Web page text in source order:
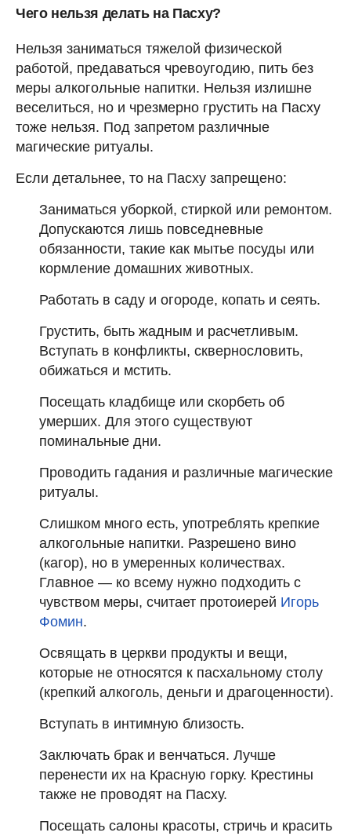
Чего нельзя делать на Пасху?
Нельзя заниматься тяжелой физической
работой, предаваться чревоугодию, пить без
меры алкогольные напитки. Нельзя излишне
веселиться, но и чрезмерно грустить на Пасху
тоже нельзя. Под запретом различные
магические ритуалы.
Если детальнее, то на Пасху запрещено:
Заниматься уборкой, стиркой или ремонтом.
Допускаются лишь повседневные
обязанности, такие как мытье посуды или
кормление домашних животных.
Работать в саду и огороде, копать и сеять.
Грустить, быть жадным и расчетливым.
Вступать в конфликты, сквернословить,
обижаться и мстить.
Посещать кладбище или скорбеть об
умерших. Для этого существуют
поминальные дни.
Проводить гадания и различные магические
ритуалы.
Слишком много есть, употреблять крепкие
алкогольные напитки. Разрешено вино
(кагор), но в умеренных количествах.
Главное — ко всему нужно подходить с
чувством меры, считает протоиерей Игорь
Фомин.
Освящать в церкви продукты и вещи,
которые не относятся к пасхальному столу
(крепкий алкоголь, деньги и драгоценности).
Вступать в интимную близость.
Заключать брак и венчаться. Лучше
перенести их на Красную горку. Крестины
также не проводят на Пасху.
Посещать салоны красоты, стричь и красить